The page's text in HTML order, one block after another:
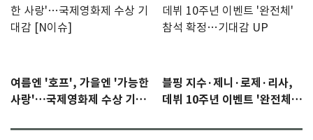
여름엔 '호프', 가을엔 '가능한
사랑'…국제영화제 수상 기대
블핑 지수·제니·로제·리사,
데뷔 10주년 이벤트 '완전체'